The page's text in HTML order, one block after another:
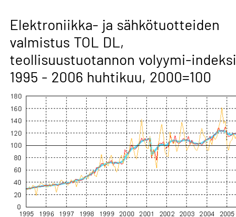
Elektroniikka- ja sähkötuotteiden
valmistus TOL DL,
teollisuustuotannon volyymi-indeksi
1995 - 2006 huhtikuu, 2000=100